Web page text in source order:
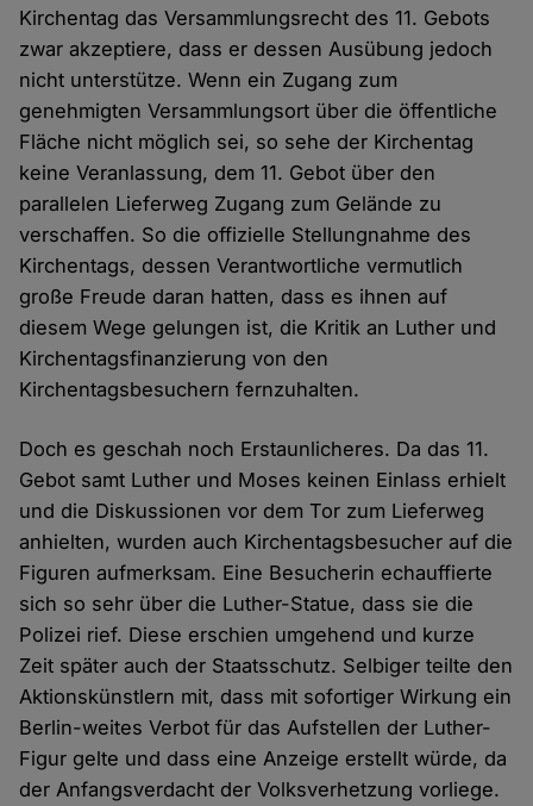
Kirchentag das Versammlungsrecht des 11. Gebots
zwar akzeptiere, dass er dessen Ausübung jedoch
nicht unterstütze. Wenn ein Zugang zum
genehmigten Versammlungsort über die öffentliche
Fläche nicht möglich sei, so sehe der Kirchentag
keine Veranlassung, dem 11. Gebot über den
parallelen Lieferweg Zugang zum Gelände zu
verschaffen. So die offizielle Stellungnahme des
Kirchentags, dessen Verantwortliche vermutlich
große Freude daran hatten, dass es ihnen auf
diesem Wege gelungen ist, die Kritik an Luther und
Kirchentagsfinanzierung von den
Kirchentagsbesuchern fernzuhalten.
Doch es geschah noch Erstaunlicheres. Da das 11.
Gebot samt Luther und Moses keinen Einlass erhielt
und die Diskussionen vor dem Tor zum Lieferweg
anhielten, wurden auch Kirchentagsbesucher auf die
Figuren aufmerksam. Eine Besucherin echauffierte
sich so sehr über die Luther-Statue, dass sie die
Polizei rief. Diese erschien umgehend und kurze
Zeit später auch der Staatsschutz. Selbiger teilte den
Aktionskünstlern mit, dass mit sofortiger Wirkung ein
Berlin-weites Verbot für das Aufstellen der Luther-
Figur gelte und dass eine Anzeige erstellt würde, da
der Anfangsverdacht der Volksverhetzung vorliege.